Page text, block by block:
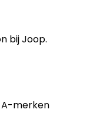
bij Joop.
merken